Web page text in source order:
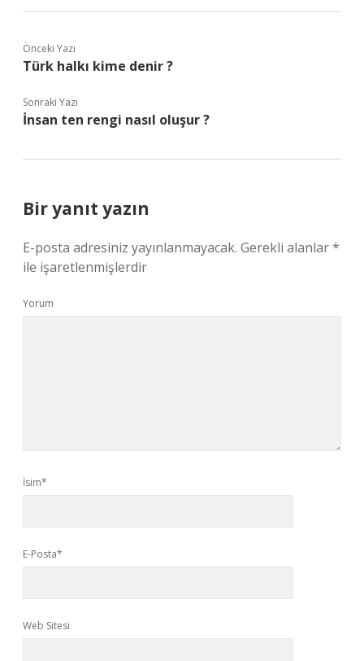
Önceki Yazı
Türk halkı kime denir ?
Sonraki Yazı
İnsan ten rengi nasıl oluşur ?
Bir yanıt yazın
E-posta adresiniz yayınlanmayacak. Gerekli alanlar*
ile işaretlenmişlerdir
Yorum
İsim*
E-Posta*
Web Sitesi